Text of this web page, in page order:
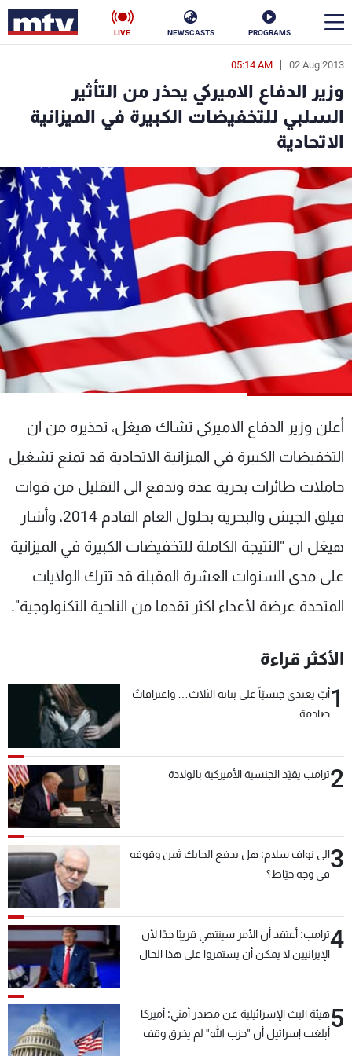
PROGRAMS
NEWSCASTS
LIVE
02 Aug 2013
05:14 AM
وزير الدفاع الاميركي يحذر من التأثير
السلبي للتخفيضات الكبيرة في الميزانية
الاتحادية
أعلن وزير الدفاع الاميركي تشاك هيغل، تحذيره من ان
التخفيضات الكبيرة في الميزانية الاتحادية قد تمنع تشغيل
حاملات طائرات بحرية عدة وتدفع الى التقليل من قوات
فيلق الجيش والبحرية بحلول العام القادم 2014، وأشار
هيغل ان "النتيجة الكاملة للتخفيضات الكبيرة في الميزانية
على مدى السنوات العشرة المقبلة قد تترك الولايات
المتحدة عرضة لأعداء اكثر تقدما من الناحية التكنولوجية".
الأكثر قراءة
1أبٌ يعتدي جنسيّاً على بناته الثلاث… واعترافاتٌ
صادمة
2ترامب يقيّد الجنسية الأميركية بالولادة
3الى نواف سلام: هل يدفع الحايك ثمن وقوفه
في وجه خيّاط؟
4ترامب: أعتقد أن الأمر سينتهي قريبًا جدًا لأن
الإيرانيين لا يمكن أن يستمروا على هذا الحال
5هيئة البث الإسرائيلية عن مصدر أمني: أميركا
أبلغت إسرائيل أن "حزب الله" لم يخرق وقف
en
الأخبار
سياسة
إقتصاد فن
منوعات رياضة
كأس العالم
البرامج
جدول البرامج
شاهد البرامج
الترددات
الإنـتـاج
تواصل معنا
سياسة الخصوصية